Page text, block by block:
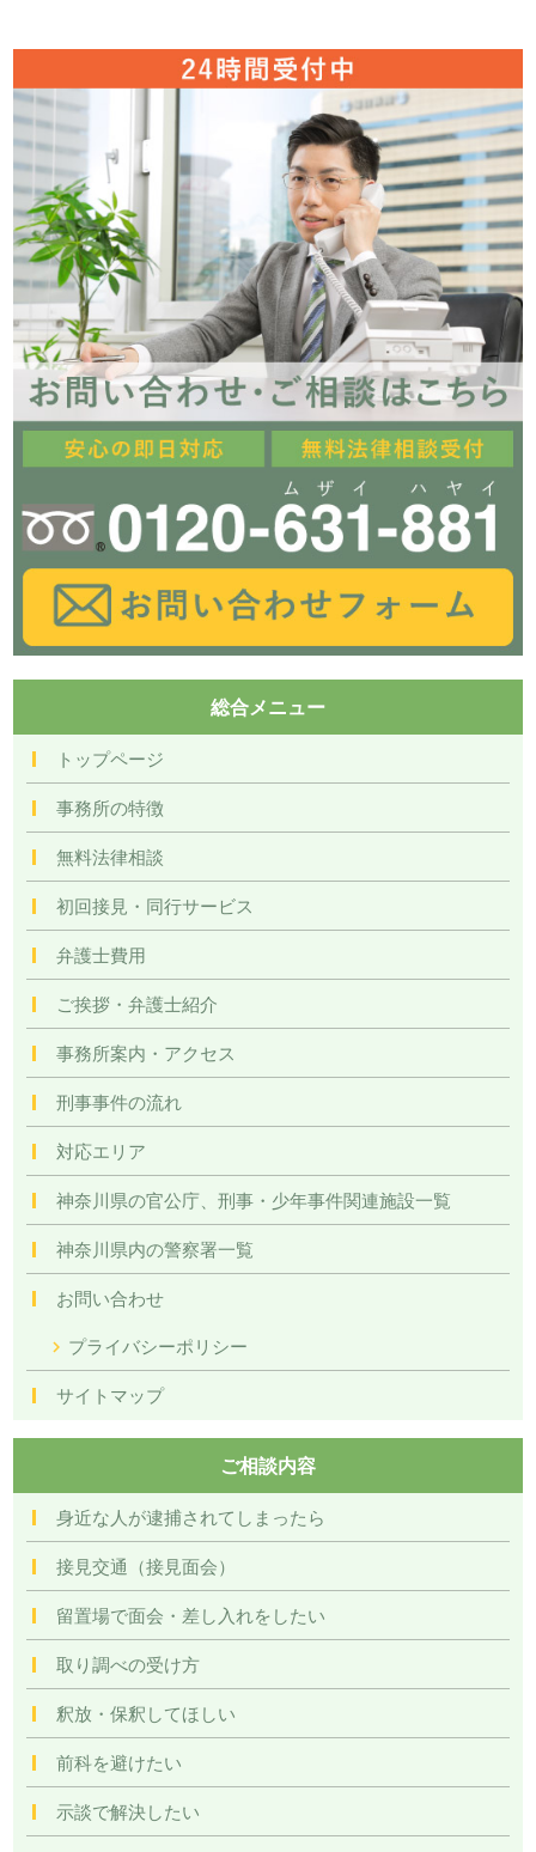
総合メニュー
トップページ
事務所の特徴
無料法律相談
初回接見・同行サービス
弁護士費用
ご挨拶・弁護士紹介
事務所案内・アクセス
刑事事件の流れ
対応エリア
神奈川県の官公庁、刑事・少年事件関連施設一覧
神奈川県内の警察署一覧
お問い合わせ
プライバシーポリシー
サイトマップ
ご相談内容
身近な人が逮捕されてしまったら
接見交通（接見面会）
留置場で面会・差し入れをしたい
取り調べの受け方
釈放・保釈してほしい
前科を避けたい
示談で解決したい